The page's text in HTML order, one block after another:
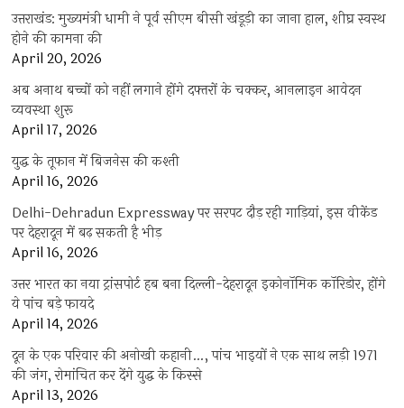
उत्तराखंड: मुख्यमंत्री धामी ने पूर्व सीएम बीसी खंडूड़ी का जाना हाल, शीघ्र स्वस्थ
होने की कामना की
April 20, 2026
अब अनाथ बच्चों को नहीं लगाने होंगे दफ्तरों के चक्कर, आनलाइन आवेदन
व्यवस्था शुरू
April 17, 2026
युद्ध के तूफान में बिजनेस की कश्ती
April 16, 2026
Delhi-Dehradun Expressway पर सरपट दौड़ रही गाड़ियां, इस वीकेंड
पर देहरादून में बढ़ सकती है भीड़
April 16, 2026
उत्तर भारत का नया ट्रांसपोर्ट हब बना दिल्ली-देहरादून इकोनॉमिक कॉरिडोर, होंगे
ये पांच बड़े फायदे
April 14, 2026
दून के एक परिवार की अनोखी कहानी…, पांच भाइयों ने एक साथ लड़ी 1971
की जंग, रोमांचित कर देंगे युद्ध के किस्से
April 13, 2026